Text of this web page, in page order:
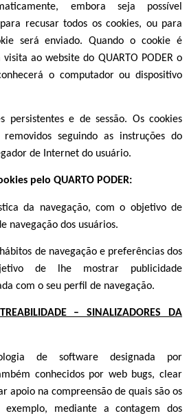
embora seja possível
recusar todos os cookies, ou para
será enviado. Quando o cookie é
ao website do QUARTO PODER o
o computador ou dispositivo
persistentes e de sessão. Os cookies
seguindo as instruções do
de Internet do usuário.
pelo QUARTO PODER:
da navegação, com o objetivo de
navegação dos usuários.
de navegação e preferências dos
de lhe mostrar publicidade
com o seu perfil de navegação.
– SINALIZADORES DA
de software designada por
conhecidos por web bugs, clear
apoio na compreensão de quais são os
exemplo, mediante a contagem dos